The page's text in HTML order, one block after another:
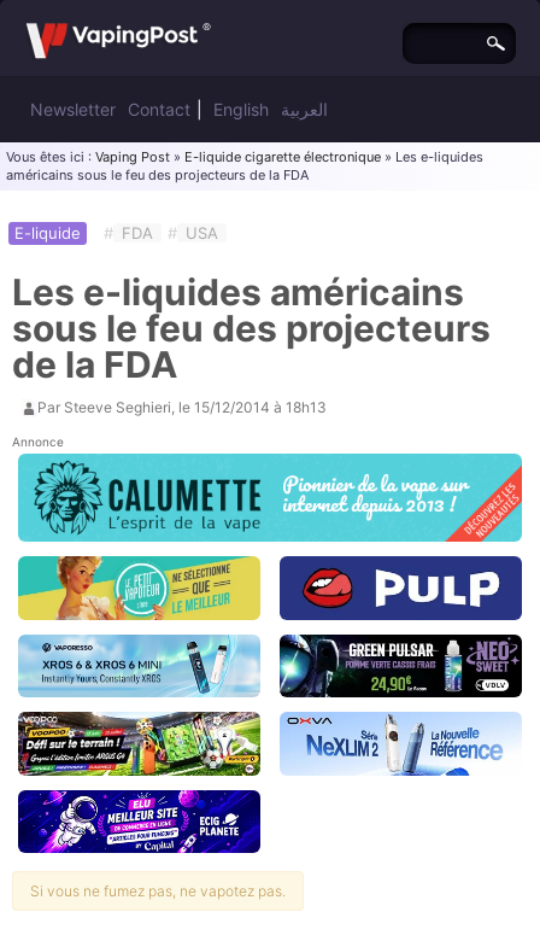
Newsletter Contact English العربية
Vous êtes ici : Vaping Post » E-liquide cigarette électronique » Les e-liquides
américains sous le feu des projecteurs de la FDA
Les e-liquides américains
sous le feu des projecteurs
de la FDA
E-liquide # FDA # USA
Par Steeve Seghieri, le 15/12/2014 à 18h13
Annonce
Si vous ne fumez pas, ne vapotez pas.